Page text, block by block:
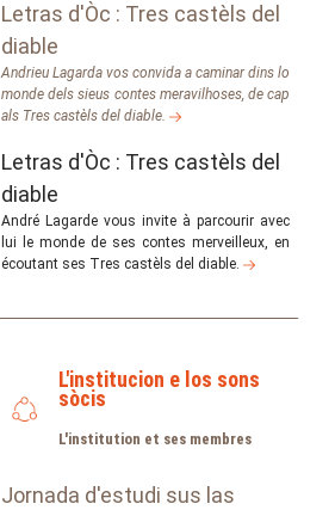
Letras d'Òc : Tres castèls del
diable
Andrieu Lagarda vos convida a caminar dins lo
monde dels sieus contes meravilhoses, de cap
als Tres castèls del diable.
Letras d'Òc : Tres castèls del
diable
André Lagarde vous invite à parcourir avec
lui le monde de ses contes merveilleux, en
écoutant ses Tres castèls del diable.
L'institucion e los sons
sòcis
L'institution et ses membres
Jornada d'estudi sus las